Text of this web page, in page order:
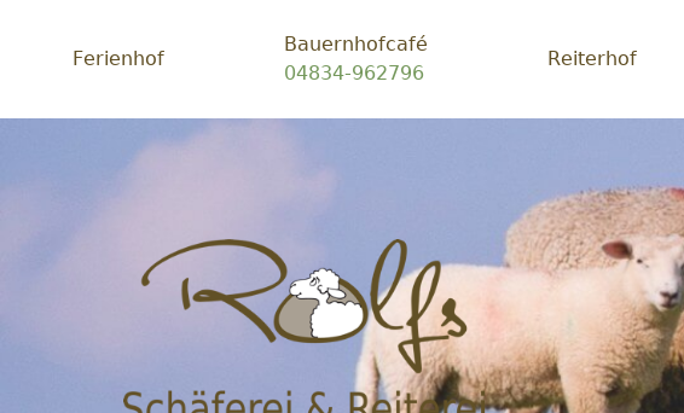
Ferienhof
Bauernhofcafé
04834-962796
Reiterhof
Schäferei
Rolfs
Ein
zum
glücklichsein